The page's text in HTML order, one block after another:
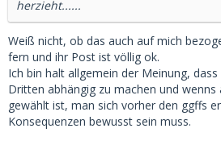
herzieht......
Weiß nicht, ob das auch auf mich
fern und ihr Post ist völlig ok.
Ich bin halt allgemein der Meinung,
Dritten abhängig zu machen und
gewählt ist, man sich vorher den ggffs
Konsequenzen bewusst sein muss.